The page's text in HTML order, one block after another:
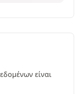
είναι